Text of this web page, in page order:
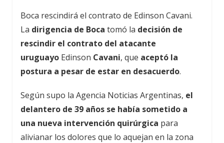
Boca rescindirá el contrato de Edinson Cavani.
La dirigencia de Boca tomó la decisión de
rescindir el contrato del atacante
uruguayo Edinson Cavani, que aceptó la
postura a pesar de estar en desacuerdo.
Según supo la Agencia Noticias Argentinas, el
delantero de 39 años se había sometido a
una nueva intervención quirúrgica para
alivianar los dolores que lo aquejan en la zona